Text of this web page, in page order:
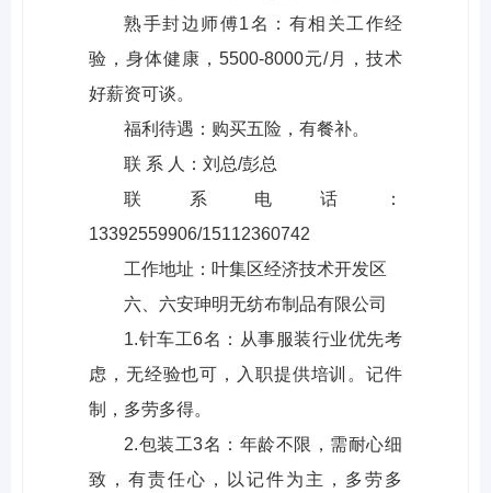
熟手封边师傅1名：有相关工作经
验，身体健康，5500-8000元/月，技术
好薪资可谈。
福利待遇：购买五险，有餐补。
联 系 人：刘总/彭总
联系电话：
13392559906/15112360742
工作地址：叶集区经济技术开发区
六、六安珅明无纺布制品有限公司
1.针车工6名：从事服装行业优先考
虑，无经验也可，入职提供培训。记件
制，多劳多得。
2.包装工3名：年龄不限，需耐心细
致，有责任心，以记件为主，多劳多